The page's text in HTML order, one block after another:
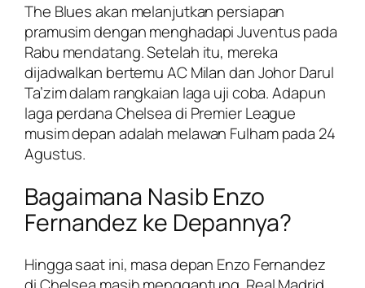
The Blues akan melanjutkan persiapan
pramusim dengan menghadapi Juventus pada
Rabu mendatang. Setelah itu, mereka
dijadwalkan bertemu AC Milan dan Johor Darul
Ta’zim dalam rangkaian laga uji coba. Adapun
laga perdana Chelsea di Premier League
musim depan adalah melawan Fulham pada 24
Agustus.
Bagaimana Nasib Enzo
Fernandez ke Depannya?
Hingga saat ini, masa depan Enzo Fernandez